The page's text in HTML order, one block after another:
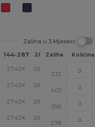
Zaliha u 3 Mjeseci
144-287 288 + Više
Zaliha Količina
27.43€ 26.29 +
232
27.43€ 26.29 +
403
27.43€ 26.29 +
396
27.43€ 26.29 +
278